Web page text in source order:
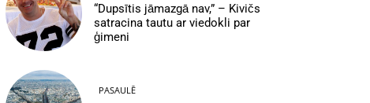
“Dupsītis jāmazgā nav,” – Kivičs
satracina tautu ar viedokli par
ģimeni
PASAULĒ